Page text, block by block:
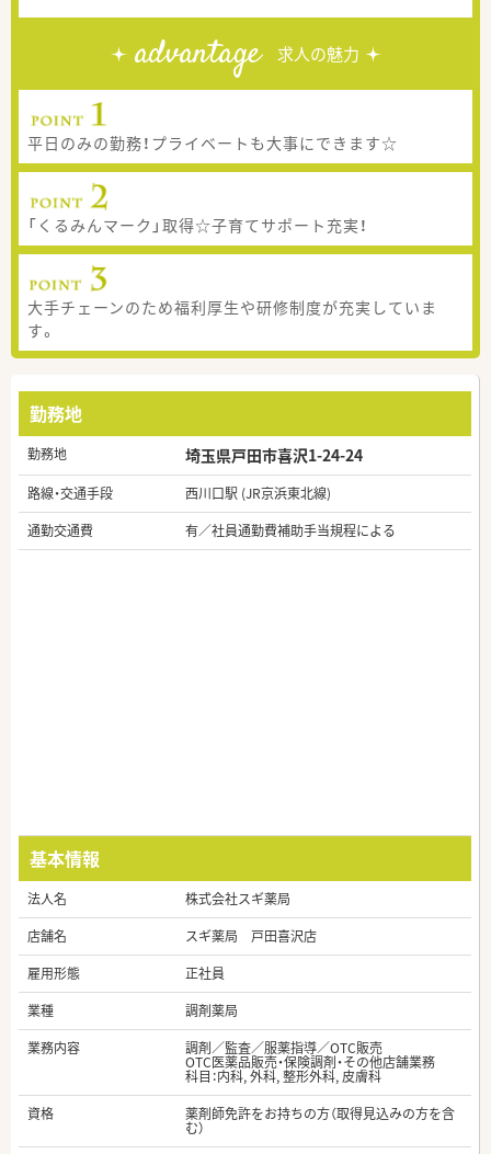
advantage 求人の魅力
平日のみの勤務！プライベートも大事にできます☆
「くるみんマーク」取得☆子育てサポート充実！
大手チェーンのため福利厚生や研修制度が充実していま
す。
勤務地
勤務地 埼玉県戸田市喜沢1-24-24
路線・交通手段
西川口駅 (JR京浜東北線)
通勤交通費
有／社員通勤費補助手当規程による
基本情報
法人名
株式会社スギ薬局
店舗名
スギ薬局 戸田喜沢店
雇用形態
正社員
業種
調剤薬局
業務内容
調剤／監査／服薬指導／OTC販売
OTC医薬品販売・保険調剤・その他店舗業務
科目：内科, 外科, 整形外科, 皮膚科
資格
薬剤師免許をお持ちの方（取得見込みの方を含
む）